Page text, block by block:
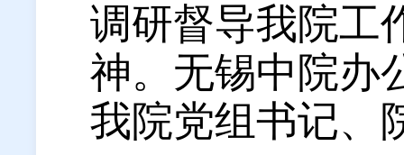
调研督导我院工
神。无锡中院办
我院党组书记、